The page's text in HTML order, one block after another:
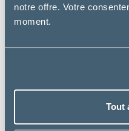
notre offre. Votre
moment.
Tout